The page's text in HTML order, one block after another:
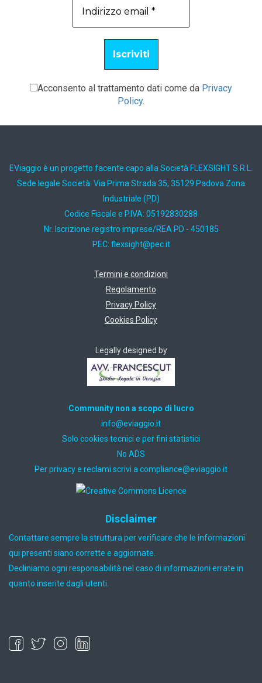
Acconsento al trattamento dati come da Privacy
Policy.
EViaggio è un progetto facente capo alla Società FLEXSIGHT S.R.L.
Sede legale Società: Via Prima Strada 35, 35129 Padova Zona
Industriale (PD)
Codice Fiscale e P.IVA: 05192830288
Nr. Iscrizione registro imprese/REA PD - 450185
PEC: ti.cep@thgisxelf
Termini e condizioni
Regolamento
Privacy Policy
Cookies Policy
Legally designed by
Community non a scopo di lucro
ti.oiggaive@ofni
Solo cookies tecnici e per fini statistici
No ADS
Per privacy e reclami scrivi a ti.oiggaive@ecnailpmoc
Disclaimer
Contattare sempre la struttura per verificare che le informazioni
qui presenti siano corrette e aggiornate.
Decliniamo ogni responsabilità nel caso di informazioni errate in
quanto inserite dagli utenti.